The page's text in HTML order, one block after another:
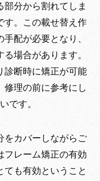
分から割れてしま
。 この載せ替え作
配が必要となり、
場合があります。
診断時に矯正が可能
修理の前に参考にし
です。
をカバーしながらご
フレーム矯正の有効
も有効ということ